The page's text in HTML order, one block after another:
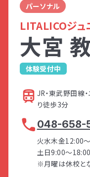
資料・体
パーソナル
LITALICOジ
大宮
体験受付中
JR・東武野田線
り徒歩3分
048-658-
火水木金12:00
土日9:00～18:00
※月曜は休校とな
視覚や聴覚
感覚の特徴をつ
（合計7項目）
触感の過敏性
自分の身体
刺激に対す
身体をコン
視覚／聴覚
After
お子さまので
コツが分かり
お子さまも少
After
お子さまに
り、自分ででき
「自分で動く
ライラも減り
After
「自分で考え
ための対応の
ったお子さま
変化が見られた
さらに親子関
てっぱく通りを進み
JACK大宮の前の交
を渡ります。（こぐ
が目の前にありま